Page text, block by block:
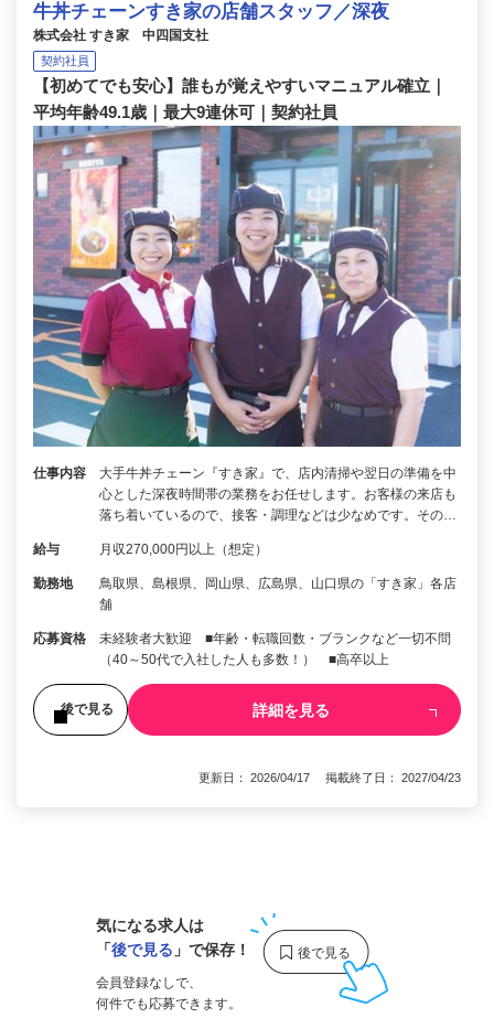
牛丼チェーンすき家の店舗スタッフ／深夜
株式会社 すき家 中四国支社
契約社員
【初めてでも安心】誰もが覚えやすいマニュアル確立｜
平均年齢49.1歳｜最大9連休可｜契約社員
仕事内容
大手牛丼チェーン『すき家』で、店内清掃や翌日の準備を中
心とした深夜時間帯の業務をお任せします。お客様の来店も
落ち着いているので、接客・調理などは少なめです。その…
給与 月収270,000円以上（想定）
勤務地
鳥取県、島根県、岡山県、広島県、山口県の「すき家」各店
舗
応募資格
未経験者大歓迎 ■年齢・転職回数・ブランクなど一切不問
（40～50代で入社した人も多数！） ■高卒以上
後で見る 詳細を見る
更新日： 2026/04/17 掲載終了日： 2027/04/23
気になる求人は
「後で見る 」で保存！
会員登録なしで、
何件でも応募できます。